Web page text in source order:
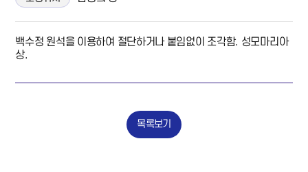
백수정 원석을 이용하여 절단하거나 붙임없이 조각함. 성모마리아
상.
목록보기